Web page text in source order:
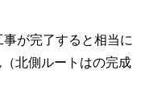
が完了すると相当に
北側ルートはの完成